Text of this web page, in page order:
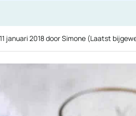
11 januari 2018doorSimone (Laatst